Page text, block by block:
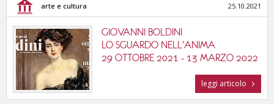
enogastronomia
sport e benessere
cinema, musica e teatri
tutte le categorie
arte e cultura 25.10.2021
GIOVANNI BOLDINI
LO SGUARDO NELL'ANIMA
29 OTTOBRE 2021 - 13 MARZO 2022
leggi articolo